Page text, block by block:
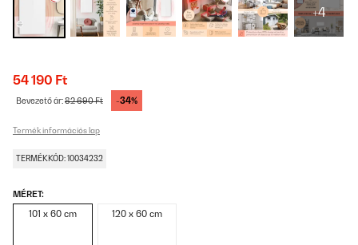
+4
54 190 Ft
Bevezető ár:82 690 Ft -34%
Termék információs lap
TERMÉKKÓD: 10034232
MÉRET:
101 x 60 cm 120 x 60 cm